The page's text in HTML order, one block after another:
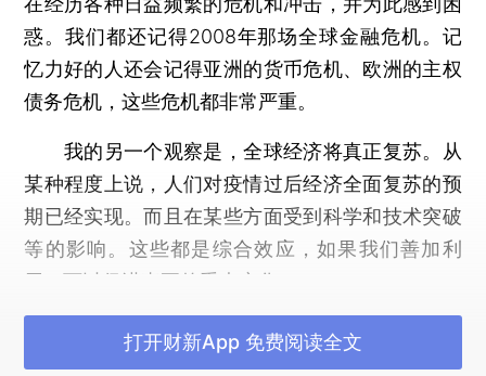
惑。我们都还记得2008年那场全球金融危机。记
忆力好的人还会记得亚洲的货币危机、欧洲的主权
债务危机，这些危机都非常严重。
我的另一个观察是，全球经济将真正复苏。从
某种程度上说，人们对疫情过后经济全面复苏的预
期已经实现。而且在某些方面受到科学和技术突破
等的影响。这些都是综合效应，如果我们善加利
用，可以促进真正的重大变化。
谈到我们的这本新书，如果重起书名，我希望
在书名中加入形势变化。换言之，我们写这本书是
打开财新App 免费阅读全文